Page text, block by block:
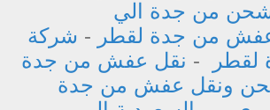
من جدة الي
من جدة لقطر - شركة
- نقل عفش من جدة
ونقل عفش من جدة